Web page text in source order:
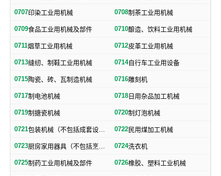
0707印染工业用机械 0708制茶工业用机械
0709食品工业用机械及部件 0710酿造、饮料工业用机械
0711烟草工业用机械 0712皮革工业用机械
0713缝纫、制鞋工业用机械 0714自行车工业用设备
0715陶瓷、砖、瓦制造机械 0716雕刻机
0717制电池机械 0718 日用杂品加工机械
0719制搪瓷机械 0720制灯泡机械
0721 包装机械（不包括成套设备专用包装机械） 0722民用煤加工机械
0723 厨房家用器具（不包括烹调、电气加热设备及厨房手工具） 0724洗衣机
0725制药工业用机械及部件 0726橡胶、塑料工业机械